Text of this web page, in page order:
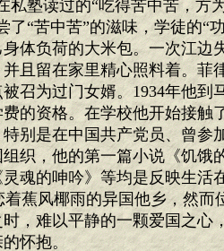
私塾读过的“吃得苦中苦，方
了“苦中苦”的滋味，学徒的“
体负荷的大米包。一次江边
且留在家里精心照料着。菲
召为过门女婿。1934年他
的资格。在学校他开始接触
别是在中国共产党员、曾参
织，他的第一篇小说《饥饿
魂的呻吟》等均是反映生活
蕉风椰雨的异国他乡，然而
，难以平静的一颗爱国之心
怀抱。